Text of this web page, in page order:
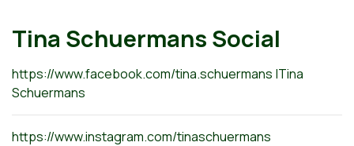
Tina Schuermans Social
https://www.facebook.com/tina.schuermans |Tina
Schuermans
https://www.instagram.com/tinaschuermans